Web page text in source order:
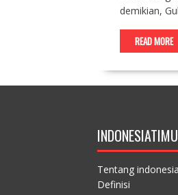
demikian,
READ MORE
Tentang
Definisi